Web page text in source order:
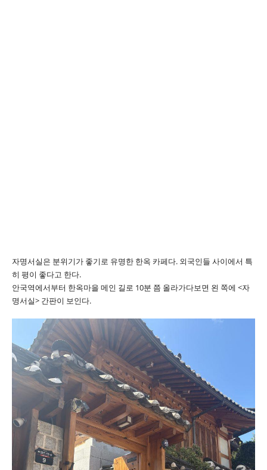
자명서실은 분위기가 좋기로 유명한 한옥 카페다. 외국인들 사이에서 특
히 평이 좋다고 한다.
안국역에서부터 한옥마을 메인 길로 10분 쯤 올라가다보면 왼 쪽에 <자
명서실> 간판이 보인다.